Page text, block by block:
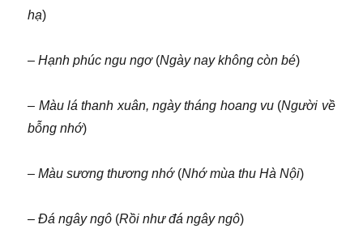
hạ)
–Hạnh phúc ngu ngơ(Ngày nay không còn bé)
– Màu lá thanh xuân, ngày tháng hoang vu(Người về
bỗng nhớ)
–Màu sương thương nhớ(Nhớ mùa thu Hà Nội)
–Đá ngây ngô (Rồi như đá ngây ngô)